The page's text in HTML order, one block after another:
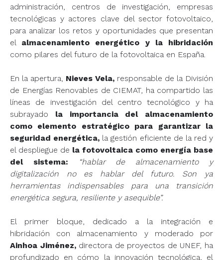
administración, centros de investigación, empresas
tecnológicas y actores clave del sector fotovoltaico,
para analizar los retos y oportunidades que presentan
el almacenamiento energético y la hibridación
como pilares del futuro de la fotovoltaica en España.
En la apertura, Nieves Vela, responsable de la División
de Energías Renovables de CIEMAT, ha compartido las
líneas de investigación del centro tecnológico y ha
subrayado la importancia del almacenamiento
como elemento estratégico para garantizar la
seguridad energética, la gestión eficiente de la red y
el despliegue de la fotovoltaica como energía base
del sistema:
“hablar de almacenamiento y
digitalización no es hablar del futuro. Son ya
herramientas indispensables para una transición
energética segura, resiliente y asequible”.
El primer bloque, dedicado a la integración e
hibridación con almacenamiento y moderado por
Ainhoa Jiménez,directora de proyectos de UNEF, ha
profundizado en cómo la innovación tecnológica, el